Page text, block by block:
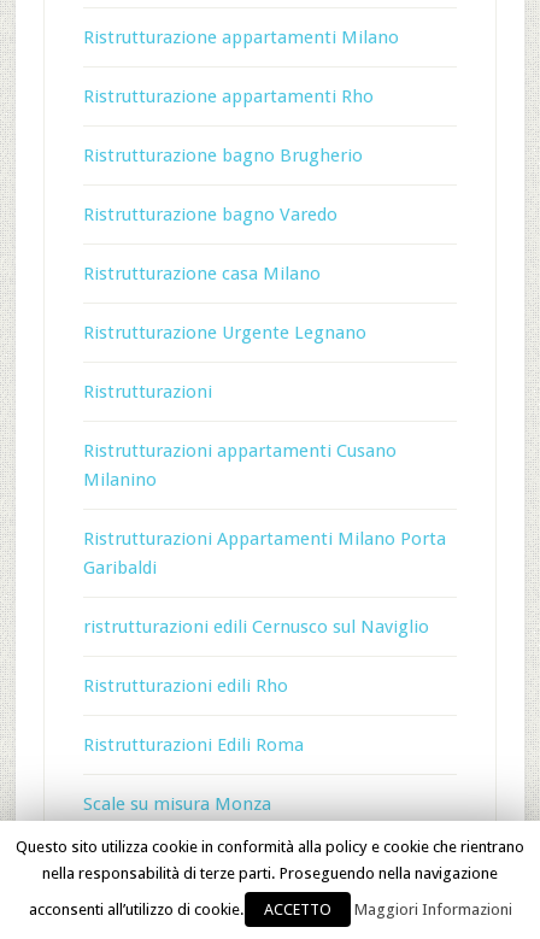
Ristrutturazione appartamenti Milano
Ristrutturazione appartamenti Rho
Ristrutturazione bagno Brugherio
Ristrutturazione bagno Varedo
Ristrutturazione casa Milano
Ristrutturazione Urgente Legnano
Ristrutturazioni
Ristrutturazioni appartamenti Cusano
Milanino
Ristrutturazioni Appartamenti Milano Porta
Garibaldi
ristrutturazioni edili Cernusco sul Naviglio
Ristrutturazioni edili Rho
Ristrutturazioni Edili Roma
Scale su misura Monza
Scale su misura Varese
Selleria Cernusco sul Naviglio
Questo sito utilizza cookie in conformità alla policy e cookie che rientrano
nella responsabilità di terze parti. Proseguendo nella navigazione
acconsenti all’utilizzo di cookie.
ACCETTO Maggiori Informazioni